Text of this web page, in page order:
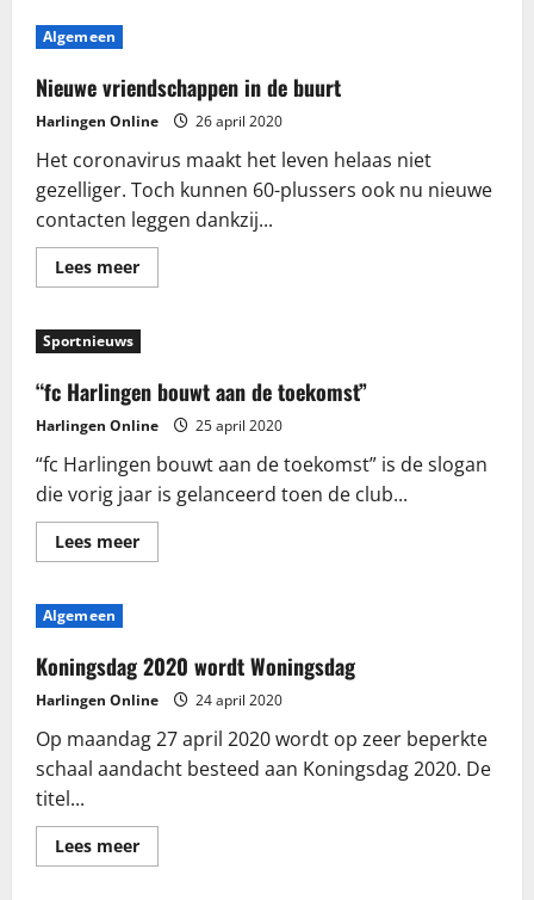
met
25
leerlingen
terug
Harlingen
Algemeen
Nieuwe vriendschappen in de buurt
Harlingen Online 26 april 2020
Het coronavirus maakt het leven helaas niet
gezelliger. Toch kunnen 60-plussers ook nu nieuwe
contacten leggen dankzij...
Lees meerLees
meer
vriendschappen
in
buurt
Sportnieuws
“fc Harlingen bouwt aan de toekomst”
Harlingen Online 25 april 2020
“fc Harlingen bouwt aan de toekomst” is de slogan
die vorig jaar is gelanceerd toen de club...
Lees meerLees
meer
de
toekomst”
Algemeen
Koningsdag 2020 wordt Woningsdag
Harlingen Online 24 april 2020
Op maandag 27 april 2020 wordt op zeer beperkte
schaal aandacht besteed aan Koningsdag 2020. De
titel...
Lees meerLees
meer